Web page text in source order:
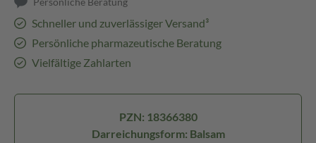
Schneller und zuverlässiger Versand³
Persönliche pharmazeutische Beratung
Vielfältige Zahlarten
PZN: 18366380
Darreichungsform: Balsam